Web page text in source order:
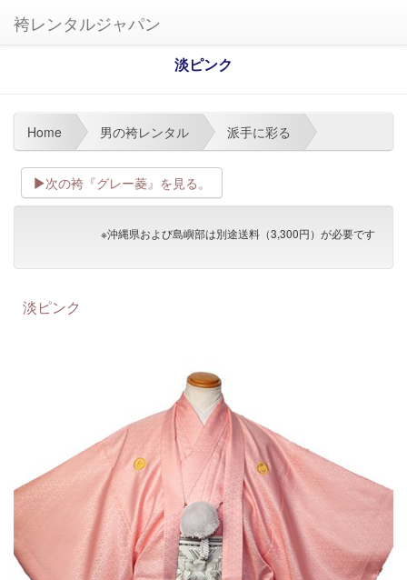
袴レンタルジャパン
淡ピンク
Home 男の袴レンタル 派手に彩る
次の袴『グレー菱』を見る。
※沖縄県および島嶼部は別途送料（3,300円）が必要です
淡ピンク